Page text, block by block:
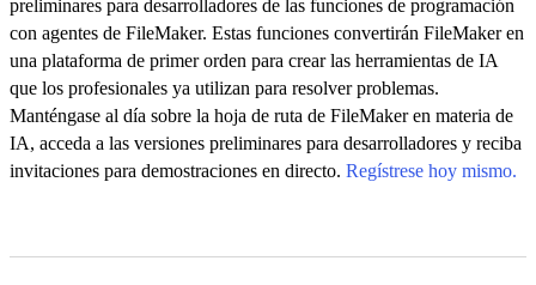
preliminares para desarrolladores de las funciones de programación
con agentes de FileMaker. Estas funciones convertirán FileMaker en
una plataforma de primer orden para crear las herramientas de IA
que los profesionales ya utilizan para resolver problemas.
Manténgase al día sobre la hoja de ruta de FileMaker en materia de
IA, acceda a las versiones preliminares para desarrolladores y reciba
invitaciones para demostraciones en directo. Regístrese hoy mismo.